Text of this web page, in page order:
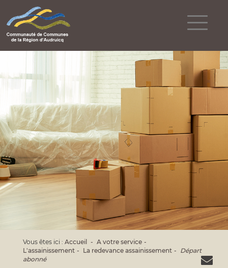
Vous êtes ici : Accueil
A votre service
L'assainissement
La redevance assainissement
Départ
abonné